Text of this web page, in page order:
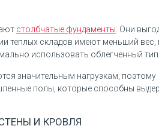
столбчатые фундаменты. Они
теплых складов имеют меньший
использовать облегченный
значительным нагрузкам, поэтому
полы, которые способны
И КРОВЛЯ